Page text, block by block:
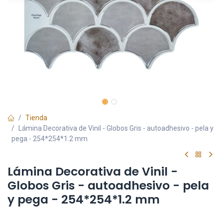
Tienda
Lámina Decorativa de Vinil - Globos Gris - autoadhesivo - pela y
pega - 254*254*1.2 mm
Lámina Decorativa de Vinil -
Globos Gris - autoadhesivo - pela
y pega - 254*254*1.2 mm